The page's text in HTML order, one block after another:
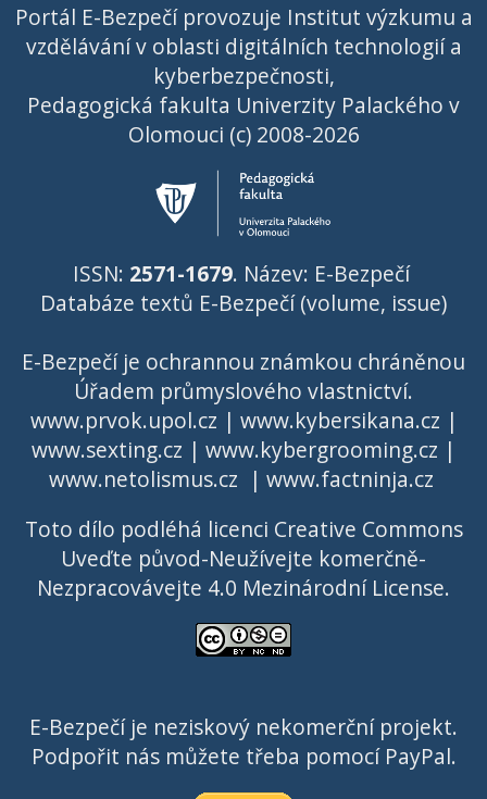
Portál E-Bezpečí provozuje Institut výzkumu a
vzdělávání v oblasti digitálních technologií a
kyberbezpečnosti,
Pedagogická fakulta Univerzity Palackého v
Olomouci (c) 2008-2026
ISSN: 2571-1679. Název: E-Bezpečí
Databáze textů E-Bezpečí (volume, issue)
E-Bezpečí je ochrannou známkou chráněnou
Úřadem průmyslového vlastnictví.
www.prvok.upol.cz | www.kybersikana.cz |
www.sexting.cz | www.kybergrooming.cz |
www.netolismus.cz | www.factninja.cz
Toto dílo podléhá licenci Creative Commons
Uveďte původ-Neužívejte komerčně-
Nezpracovávejte 4.0 Mezinárodní License.
E-Bezpečí je neziskový nekomerční projekt.
Podpořit nás můžete třeba pomocí PayPal.